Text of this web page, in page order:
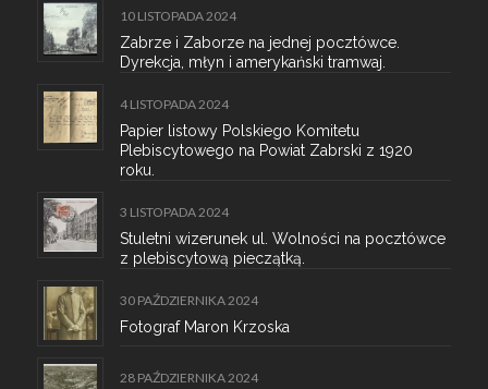
10 LISTOPADA 2024
Zabrze i Zaborze na jednej pocztówce.
Dyrekcja, młyn i amerykański tramwaj.
4 LISTOPADA 2024
Papier listowy Polskiego Komitetu
Plebiscytowego na Powiat Zabrski z 1920
roku.
3 LISTOPADA 2024
Stuletni wizerunek ul. Wolności na pocztówce
z plebiscytową pieczątką.
30 PAŹDZIERNIKA 2024
Fotograf Maron Krzoska
28 PAŹDZIERNIKA 2024